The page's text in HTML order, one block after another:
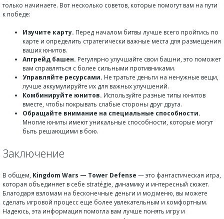
только начинаете. Вот несколько советов, которые помогут вам на пути
к победе:
Изучите карту. Перед началом битвы лучше всего пройтись по
карте и определить стратегически важные места для размещения
ваших юнитов.
Апгрейд башен. Регулярно улучшайте свои башни, это поможет
вам справляться с более сильными противниками.
Управляйте ресурсами. Не тратьте деньги на ненужные вещи,
лучше аккумулируйте их для важных улучшений.
Комбинируйте юнитов. Используйте разные типы юнитов
вместе, чтобы покрывать слабые стороны друг друга.
Обращайте внимание на специальные способности.
Многие юниты имеют уникальные способности, которые могут
быть решающими в бою.
Заключение
В общем, Kingdom Wars — Tower Defense — это фантастическая игра,
которая объединяет в себе stratégie, динамику и интересный сюжет.
Благодаря взломам на бесконечные деньги и мод меню, вы можете
сделать игровой процесс еще более увлекательным и комфортным.
Надеюсь, эта информация помогла вам лучше понять игру и